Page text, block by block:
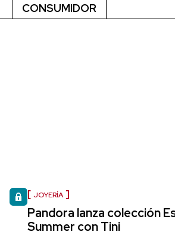
CONSUMIDOR
JOYERÍA
Pandora lanza colección
Summer con Tini